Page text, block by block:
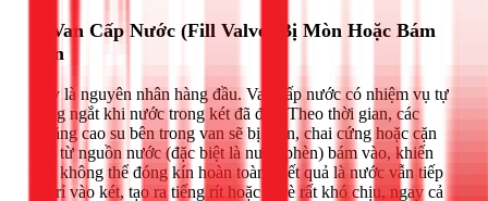
1. Van Cấp Nước (Fill Valve) Bị Mòn Hoặc Bám
Bẩn
Đây là nguyên nhân hàng đầu. Van cấp nước có nhiệm vụ tự
động ngắt khi nước trong két đã đầy. Theo thời gian, các
gioăng cao su bên trong van sẽ bị mòn, chai cứng hoặc cặn
bẩn từ nguồn nước (đặc biệt là nước phèn) bám vào, khiến
van không thể đóng kín hoàn toàn. Kết quả là nước vẫn tiếp
tục rỉ vào két, tạo ra tiếng rít hoặc rè rè rất khó chịu, ngay cả